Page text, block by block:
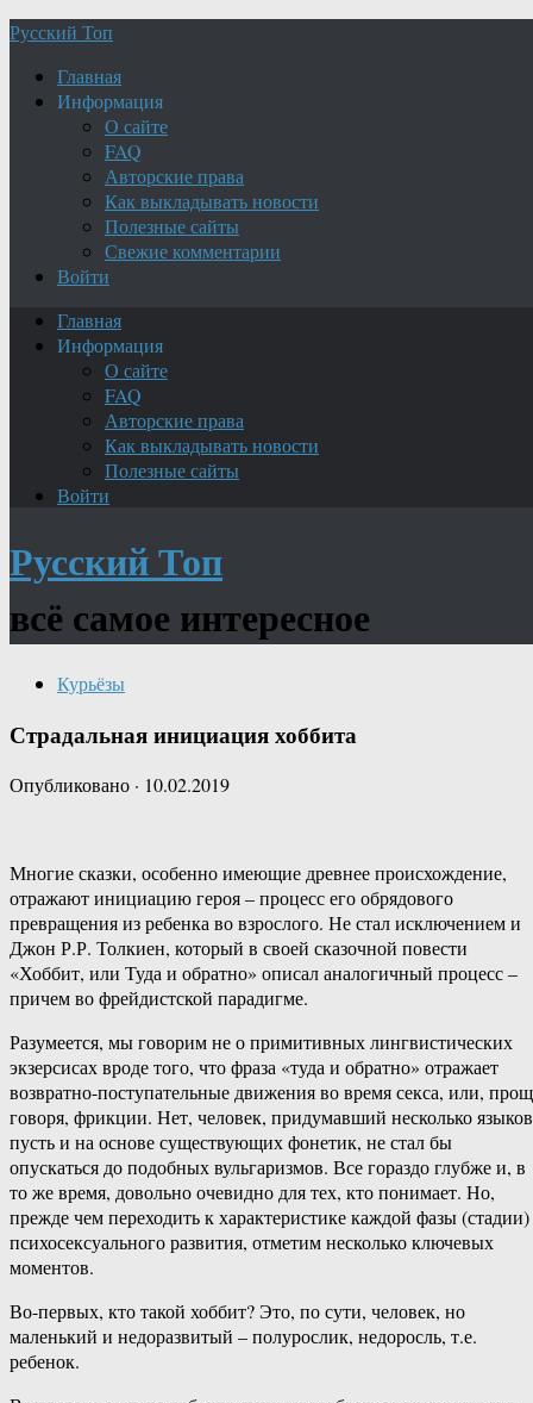
Русский Топ
Главная
Информация
О сайте
FAQ
Авторские права
Как выкладывать новости
Полезные сайты
Свежие комментарии
Войти
Главная
Информация
О сайте
FAQ
Авторские права
Как выкладывать новости
Полезные сайты
Войти
Русский Топ
всё самое интересное
Курьёзы
Страдальная инициация хоббита
Опубликовано · 10.02.2019
Многие сказки, особенно имеющие древнее происхождение,
отражают инициацию героя – процесс его обрядового
превращения из ребенка во взрослого. Не стал исключением и
Джон Р.Р. Толкиен, который в своей сказочной повести
«Хоббит, или Туда и обратно» описал аналогичный процесс –
причем во фрейдистской парадигме.
Разумеется, мы говорим не о примитивных лингвистических
экзерсисах вроде того, что фраза «туда и обратно» отражает
возвратно-поступательные движения во время секса, или,
говоря, фрикции. Нет, человек, придумавший несколько
пусть и на основе существующих фонетик, не стал бы
опускаться до подобных вульгаризмов. Все гораздо глубже и, в
то же время, довольно очевидно для тех, кто понимает. Но,
прежде чем переходить к характеристике каждой фазы (стадии)
психосексуального развития, отметим несколько ключевых
моментов.
Во-первых, кто такой хоббит? Это, по сути, человек, но
маленький и недоразвитый – полурослик, недоросль, т.е.
ребенок.